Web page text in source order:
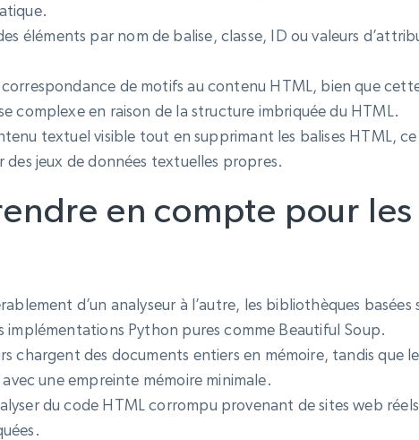
éléments par nom de balise, classe, ID ou valeurs
de motifs au contenu HTML, bien que
complexe en raison de la structure imbriquée du HTML.
textuel visible tout en supprimant les balises HTML,
des jeux de données textuelles propres.
en compte pour les
d’un analyseur à l’autre, les bibliothèques basées
Python pures comme Beautiful Soup.
chargent des documents entiers en mémoire, tandis que
une empreinte mémoire minimale.
du code HTML corrompu provenant de sites web réels